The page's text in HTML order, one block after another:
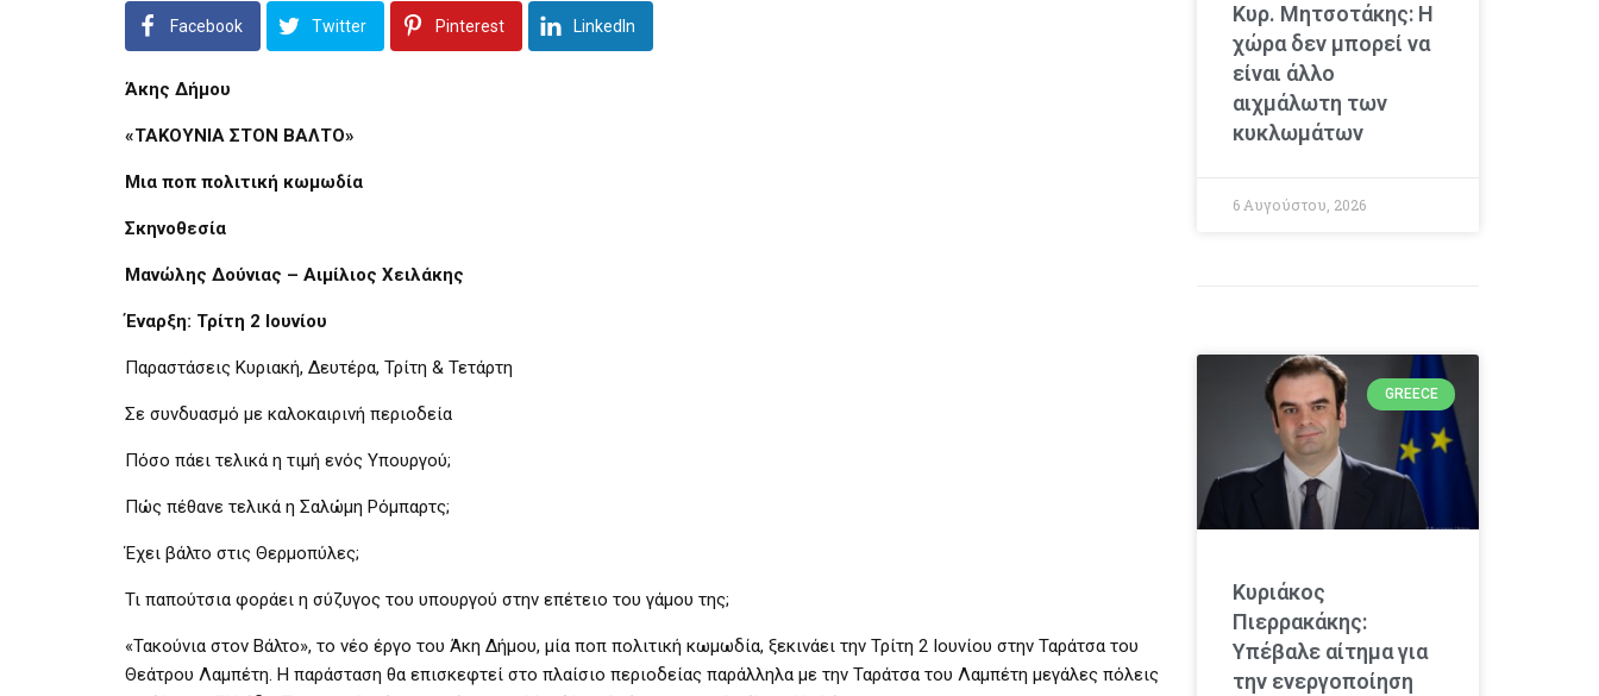
Facebook Twitter Pinterest LinkedIn
Άκης Δήμου
«ΤΑΚΟΥΝΙΑ ΣΤΟΝ ΒΑΛΤΟ»
Μια ποπ πολιτική κωμωδία
Σκηνοθεσία
Μανώλης Δούνιας – Αιμίλιος Χειλάκης
Έναρξη: Τρίτη 2 Ιουνίου
Παραστάσεις Κυριακή, Δευτέρα, Τρίτη & Τετάρτη
Σε συνδυασμό με καλοκαιρινή περιοδεία
Πόσο πάει τελικά η τιμή ενός Υπουργού;
Πώς πέθανε τελικά η Σαλώμη Ρόμπαρτς;
Έχει βάλτο στις Θερμοπύλες;
Τι παπούτσια φοράει η σύζυγος του υπουργού στην επέτειο του γάμου της;
«Τακούνια στον Βάλτο», το νέο έργο του Άκη Δήμου, μία ποπ πολιτική κωμωδία, ξεκινάει την Τρίτη 2 Ιουνίου στην Ταράτσα του
Θεάτρου Λαμπέτη. Η παράσταση θα επισκεφτεί στο πλαίσιο περιοδείας παράλληλα με την Ταράτσα του Λαμπέτη μεγάλες πόλεις
Κυρ. Μητσοτάκης: Η
χώρα δεν μπορεί να
είναι άλλο
αιχμάλωτη των
κυκλωμάτων
6 Αυγούστου, 2026
GREECE
Κυριάκος
Πιερρακάκης:
Υπέβαλε αίτημα για
την ενεργοποίηση